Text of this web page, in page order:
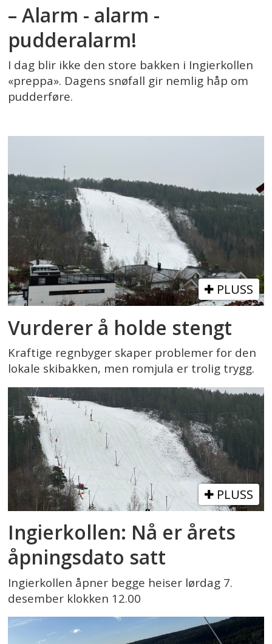
– Alarm - alarm -
pudderalarm!
I dag blir ikke den store bakken i Ingierkollen
«preppa». Dagens snøfall gir nemlig håp om
pudderføre.
PLUSS
Vurderer å holde stengt
Kraftige regnbyger skaper problemer for den
lokale skibakken, men romjula er trolig trygg.
PLUSS
Ingierkollen: Nå er årets
åpningsdato satt
Ingierkollen åpner begge heiser lørdag 7.
desember klokken 12.00